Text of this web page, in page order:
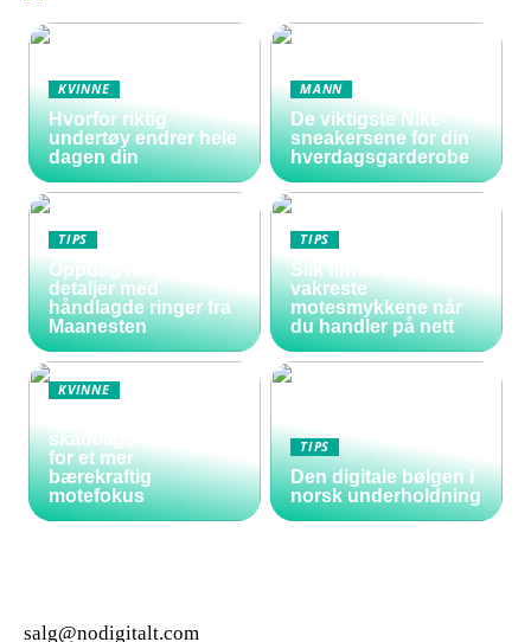
KVINNE
Hvorfor riktig
undertøy endrer hele
dagen din
MANN
De viktigste Nike-
sneakersene for din
hverdagsgarderobe
TIPS
Oppdag magiske
detaljer med
håndlagde ringer fra
Maanesten
TIPS
Slik finner du de
vakreste
motesmykkene når
du handler på nett
KVINNE
skadelige kjemikalier
for et mer
bærekraftig
motefokus
TIPS
Den digitale bølgen i
norsk underholdning
salg@nodigitalt.com